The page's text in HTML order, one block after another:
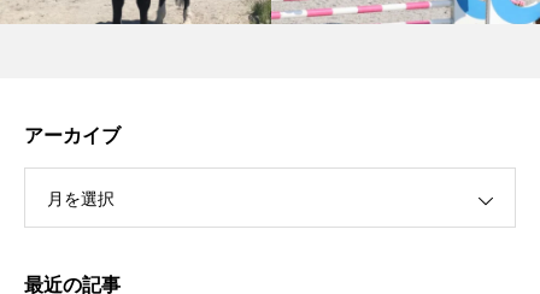
アーカイブ
月を選択
最近の記事